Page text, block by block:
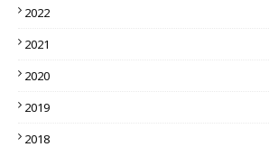
2022
2021
2020
2019
2018